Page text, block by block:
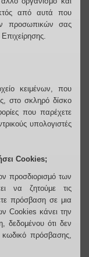
από αυτά που
προσωπικών σας
κειμένων, που
στο σκληρό δίσκο
που παρέχετε
υπολογιστές
Cookies;
προσδιορισμό των
να ζητούμε τις
πρόσβαση σε μια
Cookies κάνει την
δεδομένου ότι δεν
πρόσβασης,